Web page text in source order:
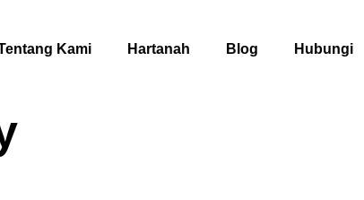
Kami Hartanah Blog Hubungi